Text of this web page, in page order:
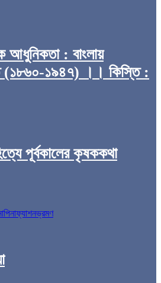
আধুনিকতা : বাংলায়
(১৮৬০-১৯৪৭) ।। কিস্তি :
পূর্বকালের কৃষককথা
ফ্যাশনভ্রমণ